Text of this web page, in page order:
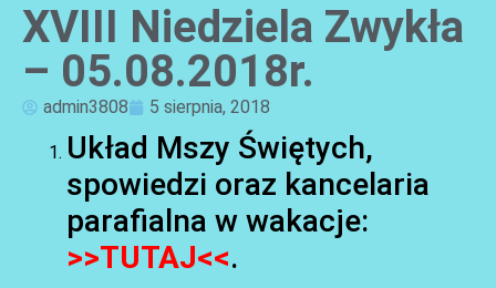
XVIII Niedziela Zwykła
– 05.08.2018r.
admin3808 5 sierpnia, 2018
Układ Mszy Świętych,
spowiedzi oraz kancelaria
parafialna w wakacje:
>>TUTAJ<<.
AKTUALNOŚCI